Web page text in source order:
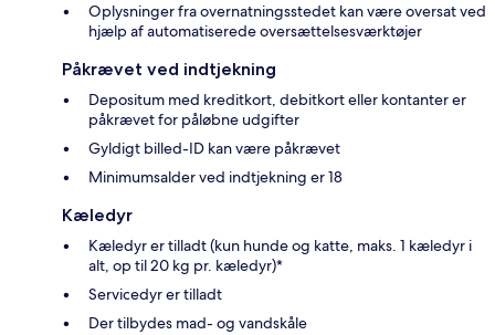
Oplysninger fra overnatningsstedet kan være oversat ved
hjælp af automatiserede oversættelsesværktøjer
Påkrævet ved indtjekning
Depositum med kreditkort, debitkort eller kontanter er
påkrævet for påløbne udgifter
Gyldigt billed-ID kan være påkrævet
Minimumsalder ved indtjekning er 18
Kæledyr
Kæledyr er tilladt (kun hunde og katte, maks. 1 kæledyr i
alt, op til 20 kg pr. kæledyr)*
Servicedyr er tilladt
Der tilbydes mad- og vandskåle